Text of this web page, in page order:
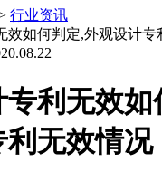
行业资讯
利无效如
利无效情况